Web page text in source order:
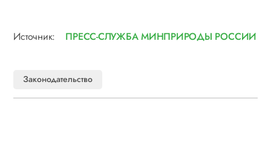
Источник: ПРЕСС-СЛУЖБА МИНПРИРОДЫ РОССИИ
Законодательство